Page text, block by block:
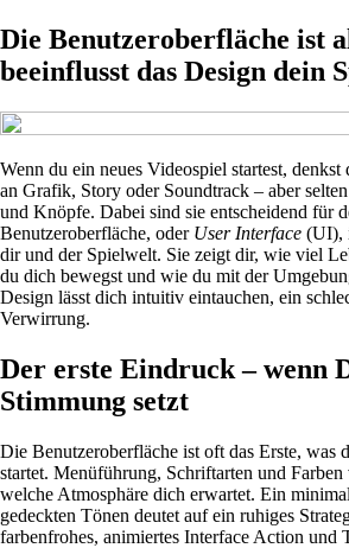
Die Benutzeroberfläche ist
beeinflusst das Design dein
Wenn du ein neues Videospiel startest,
an Grafik, Story oder Soundtrack – aber
und Knöpfe. Dabei sind sie entscheidend für
Benutzeroberfläche, oder User Interface (UI),
dir und der Spielwelt. Sie zeigt dir, wie viel
du dich bewegst und wie du mit der
Design lässt dich intuitiv eintauchen, ein
Verwirrung.
Der erste Eindruck – wenn
Stimmung setzt
Die Benutzeroberfläche ist oft das Erste, was
startet. Menüführung, Schriftarten und
welche Atmosphäre dich erwartet. Ein
gedeckten Tönen deutet auf ein ruhiges
farbenfrohes, animiertes Interface Action und